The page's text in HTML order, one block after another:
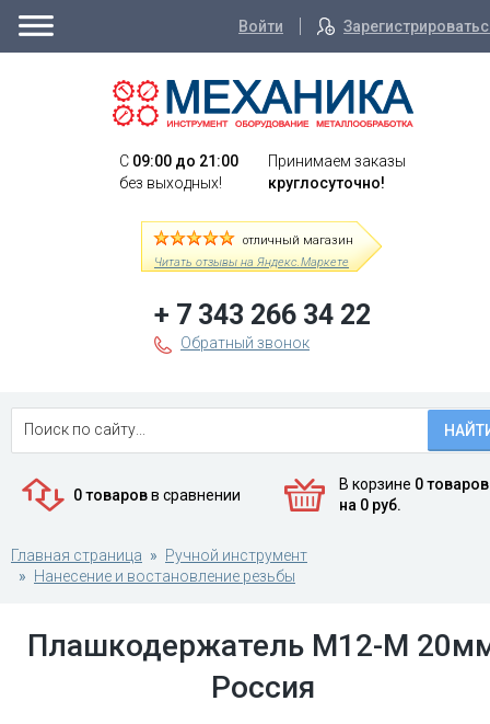
Войти
C 09:00 до 21:00
без выходных!
Принимаем заказы
круглосуточно!
отличный магазин
Читать отзывы на Яндекс.Маркете
+ 7 343 266 34 22
Обратный звонок
0 товаровв сравнении
В корзине 0 товаров
на 0 руб.
Главная страница
Ручной инструмент
Нанесение и востановление резьбы
Плашкодержатель М12-М
Россия